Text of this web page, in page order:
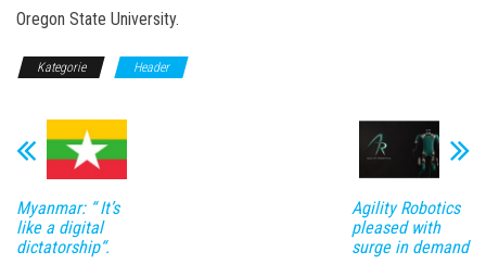
Oregon State University.
Kategorie Header
Myanmar: “ It’s
like a digital
dictatorship“.
Agility Robotics
pleased with
surge in demand